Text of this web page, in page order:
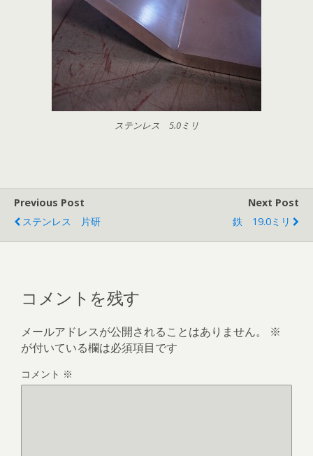
ステンレス 5.0ミリ
Previous Post
ステンレス 片研
Next Post
鉄 19.0ミリ
コメントを残す
メールアドレスが公開されることはありません。
※
が付いている欄は必須項目です
コメント ※